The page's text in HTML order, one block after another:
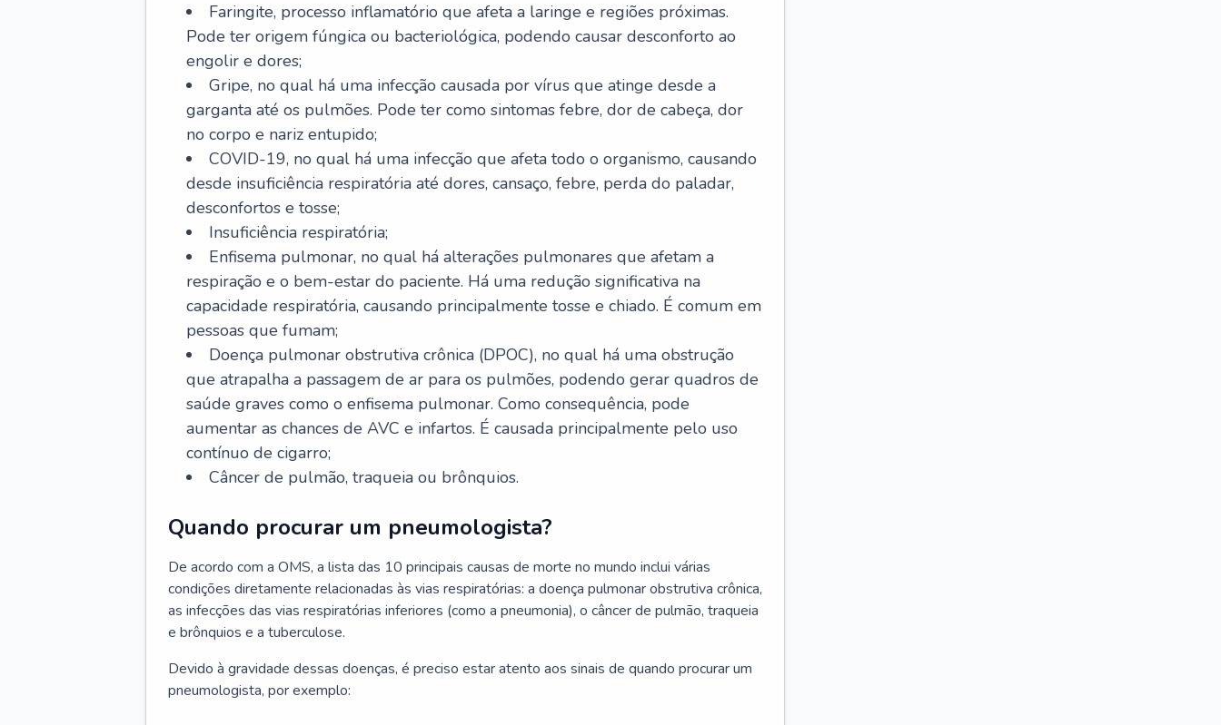
Faringite, processo inflamatório que afeta a laringe e regiões próximas.
Pode ter origem fúngica ou bacteriológica, podendo causar desconforto ao
engolir e dores;
Gripe, no qual há uma infecção causada por vírus que atinge desde a
garganta até os pulmões. Pode ter como sintomas febre, dor de cabeça, dor
no corpo e nariz entupido;
COVID-19, no qual há uma infecção que afeta todo o organismo, causando
desde insuficiência respiratória até dores, cansaço, febre, perda do paladar,
desconfortos e tosse;
Insuficiência respiratória;
Enfisema pulmonar, no qual há alterações pulmonares que afetam a
respiração e o bem-estar do paciente. Há uma redução significativa na
capacidade respiratória, causando principalmente tosse e chiado. É comum em
pessoas que fumam;
Doença pulmonar obstrutiva crônica (DPOC), no qual há uma obstrução
que atrapalha a passagem de ar para os pulmões, podendo gerar quadros de
saúde graves como o enfisema pulmonar. Como consequência, pode
aumentar as chances de AVC e infartos. É causada principalmente pelo uso
contínuo de cigarro;
Câncer de pulmão, traqueia ou brônquios.
Quando procurar um pneumologista?
De acordo com a OMS, a lista das 10 principais causas de morte no mundo inclui várias
condições diretamente relacionadas às vias respiratórias: a doença pulmonar obstrutiva crônica,
as infecções das vias respiratórias inferiores (como a pneumonia), o câncer de pulmão, traqueia
e brônquios e a tuberculose.
Devido à gravidade dessas doenças, é preciso estar atento aos sinais de quando procurar um
pneumologista, por exemplo: